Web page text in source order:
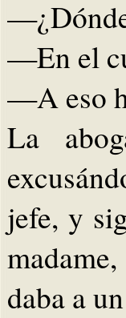
—En el
—A eso
La
jefe, y
daba a